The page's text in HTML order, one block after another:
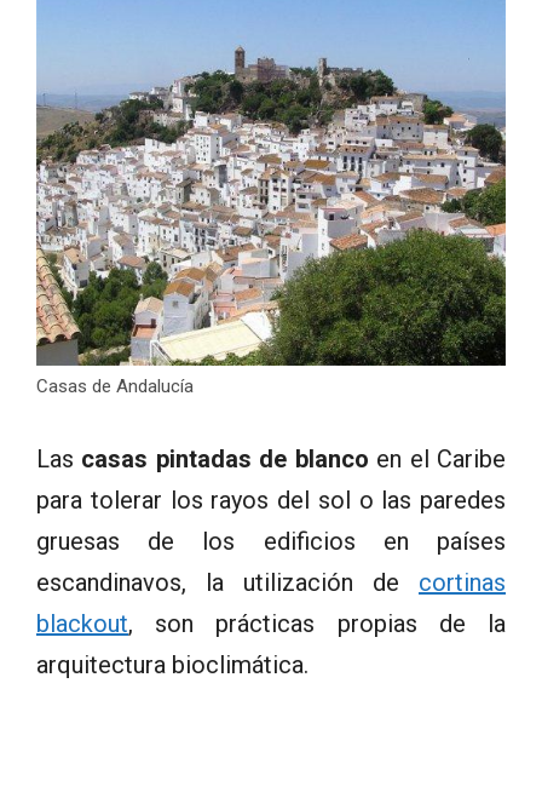
Casas de Andalucía
Las casas pintadas de blanco en el Caribe
para tolerar los rayos del sol o las paredes
gruesas de los edificios en países
escandinavos, la utilización de cortinas
blackout, son prácticas propias de la
arquitectura bioclimática.